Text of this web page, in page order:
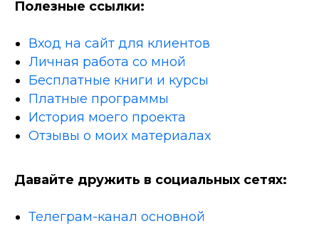
Полезные ссылки:
Вход на сайт для клиентов
Личная работа со мной
Бесплатные книги и курсы
Платные программы
История моего проекта
Отзывы о моих материалах
Давайте дружить в социальных сетях:
Телеграм-канал основной